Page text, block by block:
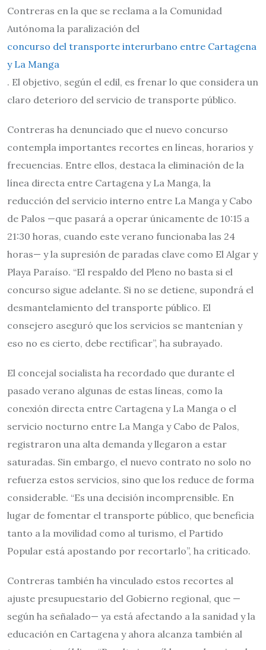
Contreras en la que se reclama a la Comunidad
Autónoma la paralización del
concurso del transporte interurbano entre Cartagena
y La Manga
. El objetivo, según el edil, es frenar lo que considera un
claro deterioro del servicio de transporte público.
Contreras ha denunciado que el nuevo concurso
contempla importantes recortes en líneas, horarios y
frecuencias. Entre ellos, destaca la eliminación de la
línea directa entre Cartagena y La Manga, la
reducción del servicio interno entre La Manga y Cabo
de Palos —que pasará a operar únicamente de 10:15 a
21:30 horas, cuando este verano funcionaba las 24
horas— y la supresión de paradas clave como El Algar y
Playa Paraíso. “El respaldo del Pleno no basta si el
concurso sigue adelante. Si no se detiene, supondrá el
desmantelamiento del transporte público. El
consejero aseguró que los servicios se mantenían y
eso no es cierto, debe rectificar”, ha subrayado.
El concejal socialista ha recordado que durante el
pasado verano algunas de estas líneas, como la
conexión directa entre Cartagena y La Manga o el
servicio nocturno entre La Manga y Cabo de Palos,
registraron una alta demanda y llegaron a estar
saturadas. Sin embargo, el nuevo contrato no solo no
refuerza estos servicios, sino que los reduce de forma
considerable. “Es una decisión incomprensible. En
lugar de fomentar el transporte público, que beneficia
tanto a la movilidad como al turismo, el Partido
Popular está apostando por recortarlo”, ha criticado.
Contreras también ha vinculado estos recortes al
ajuste presupuestario del Gobierno regional, que —
según ha señalado— ya está afectando a la sanidad y la
educación en Cartagena y ahora alcanza también al